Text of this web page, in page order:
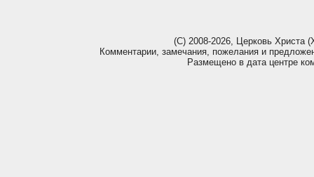
(С) 2008-2026, Церковь Христа
Комментарии, замечания, пожелания и
Размещено в дата центре